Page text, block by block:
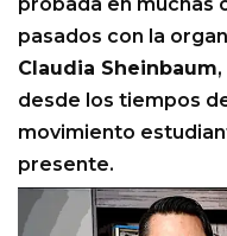
pasados con la
Claudia Sheinbaum
desde los tiempos
movimiento
presente.